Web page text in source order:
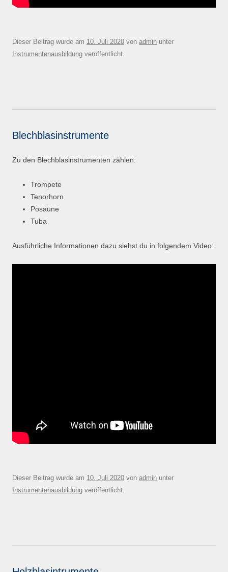
Dieser Beitrag wurde am 10. Juli 2020 von admin unter
Instrumentenausbildung veröffentlicht.
Blechblasinstrumente
Zu den Blechblasinstrumenten zählen:
Trompete
Tenorhorn
Posaune
Tuba
Ausführliche Informationen dazu siehst du in folgendem Video:
Dieser Beitrag wurde am 10. Juli 2020 von admin unter
Instrumentenausbildung veröffentlicht.